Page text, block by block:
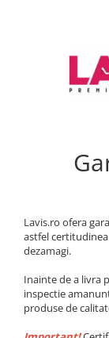
Pantofi cu toc din
Sandale dama
Ultima Pereche
Pantofi barbati
Ultima Pereche
Curele barbati
Guban
Moda Prosper
Prego
Lavis.ro ofera
astfel
dezamagi.
Inainte de a livra
inspectie
produse de